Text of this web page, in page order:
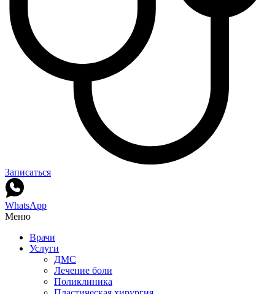
Записаться
WhatsApp
Меню
Врачи
Услуги
ДМС
Лечение боли
Поликлиника